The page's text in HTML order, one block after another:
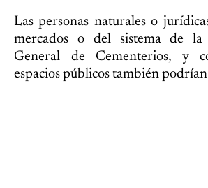
Las personas naturales o
mercados o del sistema de la
General de Cementerios, y
espacios públicos también